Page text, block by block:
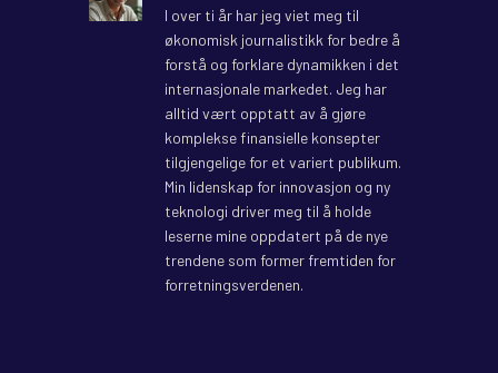
I over ti år har jeg viet meg til
økonomisk journalistikk for bedre å
forstå og forklare dynamikken i det
internasjonale markedet. Jeg har
alltid vært opptatt av å gjøre
komplekse finansielle konsepter
tilgjengelige for et variert publikum.
Min lidenskap for innovasjon og ny
teknologi driver meg til å holde
leserne mine oppdatert på de nye
trendene som former fremtiden for
forretningsverdenen.